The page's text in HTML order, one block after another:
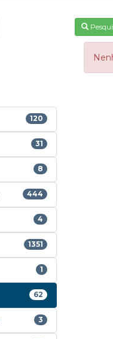
120
31
8
444
4
1351
1
62
3